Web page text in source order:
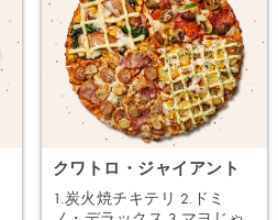
クワトロ・ジャイアント
1.炭火焼チキテリ 2.ドミ